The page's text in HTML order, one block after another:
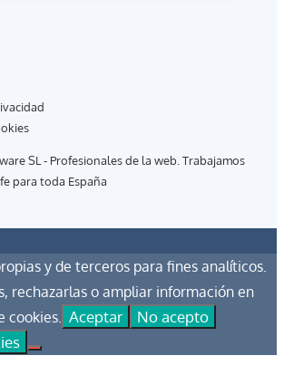
SL - Profesionales de la web. Trabajamos
para toda España
y de terceros para fines analíticos.
rechazarlas o ampliar información en
cookies. Aceptar
No acepto